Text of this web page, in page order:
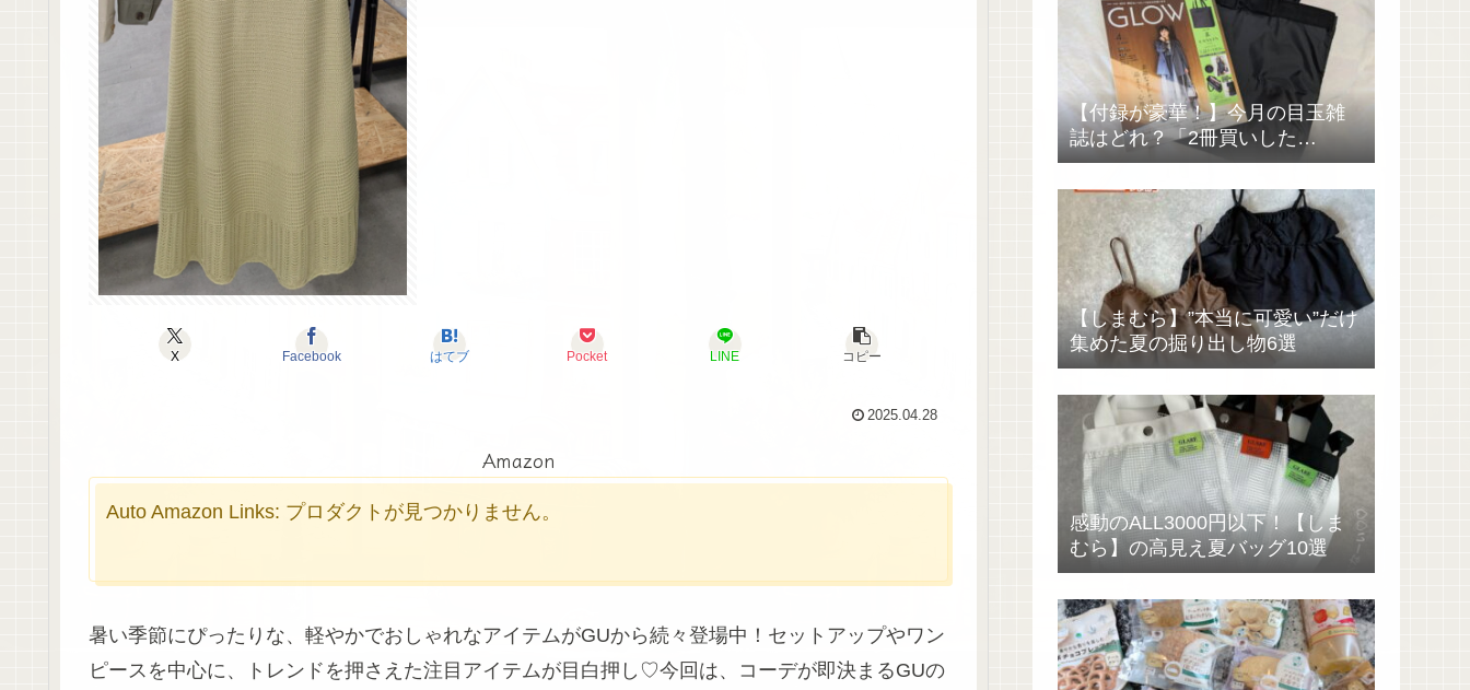
X Facebook はてブ Pocket LINE コピー
2025.04.28
Amazon
Auto Amazon Links: プロダクトが見つかりません。
暑い季節にぴったりな、軽やかでおしゃれなアイテムがGUから続々登場中！セットアップやワン
ピースを中心に、トレンドを押さえた注目アイテムが目白押し♡今回は、コーデが即決まるGUの
【付録が豪華！】今月の目玉雑
誌はどれ？「2冊買いした
い……」
【しまむら】”本当に可愛い”だけ
集めた夏の掘り出し物6選
感動のALL3000円以下！【しま
むら】の高見え夏バッグ10選